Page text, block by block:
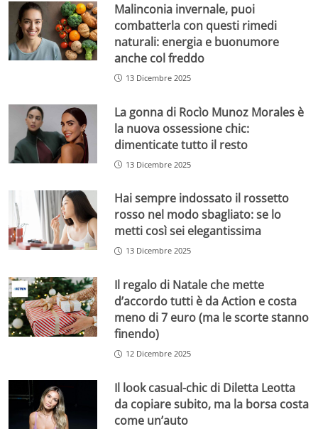
Malinconia invernale, puoi
combatterla con questi rimedi
naturali: energia e buonumore
anche col freddo
13 Dicembre 2025
La gonna di Rocìo Munoz Morales è
la nuova ossessione chic:
dimenticate tutto il resto
13 Dicembre 2025
Hai sempre indossato il rossetto
rosso nel modo sbagliato: se lo
metti così sei elegantissima
13 Dicembre 2025
Il regalo di Natale che mette
d’accordo tutti è da Action e costa
meno di 7 euro (ma le scorte stanno
finendo)
12 Dicembre 2025
Il look casual-chic di Diletta Leotta
da copiare subito, ma la borsa costa
come un’auto